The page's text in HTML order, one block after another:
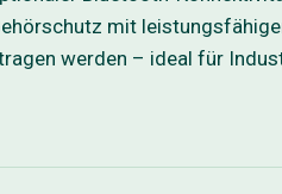
mit
werden – ideal für